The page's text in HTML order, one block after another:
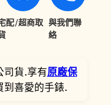
9
,
4
0
配/超商取 與我們聯
絡
司貨.享有原廠保
到喜愛的手錶.